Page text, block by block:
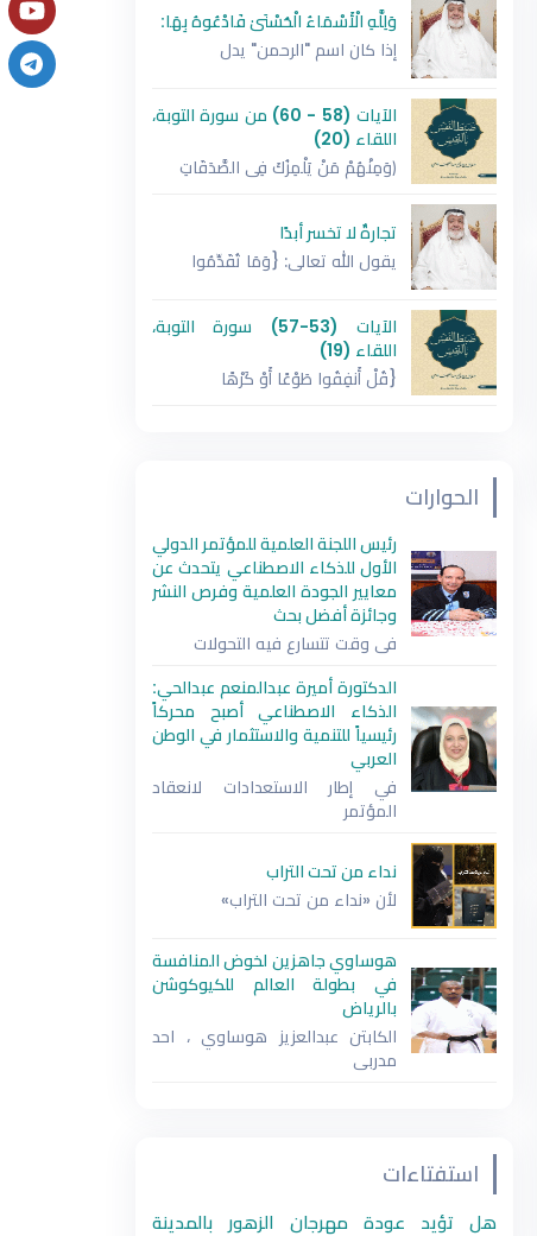
وَلِلَّهِ الْأَسْمَاءُ الْحُسْنَىٰ فَادْعُوهُ بِهَا:
إذا كان اسم "الرحمن" يدل
الآيات (58 - 60) من سورة التوبة،
اللقاء (20)
﴿وَمِنْهُمْ مَنْ يَلْمِزُكَ فِي الصَّدَقَاتِ
تجارةٌ لا تخسر أبدًا
يقول الله تعالى: {وَمَا تُقَدِّمُوا
الآيات (53-57) سورة التوبة،
اللقاء (19)
{قُلْ أَنفِقُوا طَوْعًا أَوْ كَرْهًا
الحوارات
رئيس اللجنة العلمية للمؤتمر الدولي
الأول للذكاء الاصطناعي يتحدث عن
معايير الجودة العلمية وفرص النشر
وجائزة أفضل بحث
في وقت تتسارع فيه التحولات
الدكتورة أميرة عبدالمنعم عبدالحي:
الذكاء الاصطناعي أصبح محركاً
رئيسياً للتنمية والاستثمار في الوطن
العربي
في إطار الاستعدادات لانعقاد
المؤتمر
نداء من تحت التراب
لأن «نداء من تحت التراب»
هوساوي جاهزين لخوض المنافسة
في بطولة العالم للكيوكوشن
بالرياض
الكابتن عبدالعزيز هوساوي ، احد
مدربي
استفتاءات
هل تؤيد عودة مهرجان الزهور بالمدينة